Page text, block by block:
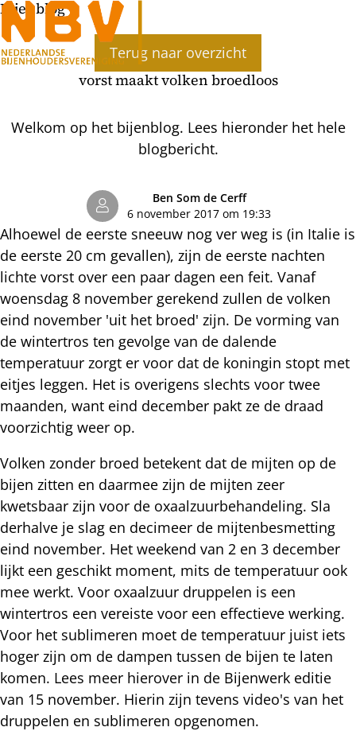
Bijenblog
Terug naar overzicht
vorst maakt volken broedloos
Welkom op het bijenblog. Lees hieronder het hele
blogbericht.
Ben Som de Cerff
6 november 2017 om 19:33
Alhoewel de eerste sneeuw nog ver weg is (in Italie is
de eerste 20 cm gevallen), zijn de eerste nachten
lichte vorst over een paar dagen een feit. Vanaf
woensdag 8 november gerekend zullen de volken
eind november 'uit het broed' zijn. De vorming van
de wintertros ten gevolge van de dalende
temperatuur zorgt er voor dat de koningin stopt met
eitjes leggen. Het is overigens slechts voor twee
maanden, want eind december pakt ze de draad
voorzichtig weer op.
Volken zonder broed betekent dat de mijten op de
bijen zitten en daarmee zijn de mijten zeer
kwetsbaar zijn voor de oxaalzuurbehandeling. Sla
derhalve je slag en decimeer de mijtenbesmetting
eind november. Het weekend van 2 en 3 december
lijkt een geschikt moment, mits de temperatuur ook
mee werkt. Voor oxaalzuur druppelen is een
wintertros een vereiste voor een effectieve werking.
Voor het sublimeren moet de temperatuur juist iets
hoger zijn om de dampen tussen de bijen te laten
komen. Lees meer hierover in de Bijenwerk editie
van 15 november. Hierin zijn tevens video's van het
druppelen en sublimeren opgenomen.